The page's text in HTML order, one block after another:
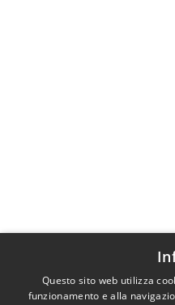
Questo sito web utilizza
funzionamento e alla